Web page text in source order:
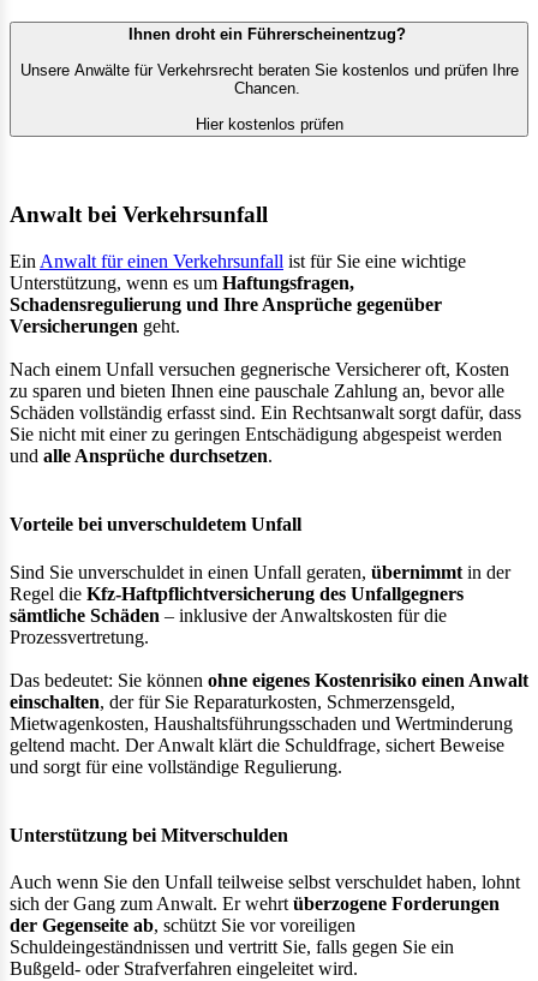
Ihnen droht ein Führerscheinentzug?
Unsere Anwälte für Verkehrsrecht beraten Sie kostenlos und prüfen Ihre
Chancen.
Hier kostenlos prüfen
Anwalt bei Verkehrsunfall
Ein Anwalt für einen Verkehrsunfall ist für Sie eine wichtige
Unterstützung, wenn es um Haftungsfragen,
Schadensregulierung und Ihre Ansprüche gegenüber
Versicherungen geht.
Nach einem Unfall versuchen gegnerische Versicherer oft, Kosten
zu sparen und bieten Ihnen eine pauschale Zahlung an, bevor alle
Schäden vollständig erfasst sind. Ein Rechtsanwalt sorgt dafür, dass
Sie nicht mit einer zu geringen Entschädigung abgespeist werden
und alle Ansprüche durchsetzen.
Vorteile bei unverschuldetem Unfall
Sind Sie unverschuldet in einen Unfall geraten, übernimmt in der
Regel die Kfz-Haftpflichtversicherung des Unfallgegners
sämtliche Schäden – inklusive der Anwaltskosten für die
Prozessvertretung.
Das bedeutet: Sie können ohne eigenes Kostenrisiko einen Anwalt
einschalten, der für Sie Reparaturkosten, Schmerzensgeld,
Mietwagenkosten, Haushaltsführungsschaden und Wertminderung
geltend macht. Der Anwalt klärt die Schuldfrage, sichert Beweise
und sorgt für eine vollständige Regulierung.
Unterstützung bei Mitverschulden
Auch wenn Sie den Unfall teilweise selbst verschuldet haben, lohnt
sich der Gang zum Anwalt. Er wehrt überzogene Forderungen
der Gegenseite ab, schützt Sie vor voreiligen
Schuldeingeständnissen und vertritt Sie, falls gegen Sie ein
Bußgeld- oder Strafverfahren eingeleitet wird.